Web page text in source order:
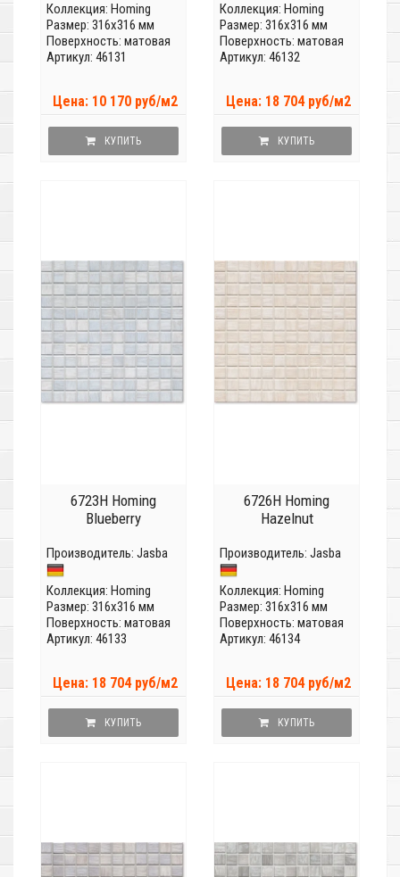
Коллекция: Homing
Размер: 316x316 мм
Поверхность: матовая
Артикул: 46131
Цена: 10 170 руб/м2
КУПИТЬ
Коллекция: Homing
Размер: 316x316 мм
Поверхность: матовая
Артикул: 46132
Цена: 18 704 руб/м2
КУПИТЬ
6723H Homing
Blueberry
Производитель: Jasba
Коллекция: Homing
Размер: 316x316 мм
Поверхность: матовая
Артикул: 46133
Цена: 18 704 руб/м2
КУПИТЬ
6726H Homing
Hazelnut
Производитель: Jasba
Коллекция: Homing
Размер: 316x316 мм
Поверхность: матовая
Артикул: 46134
Цена: 18 704 руб/м2
КУПИТЬ